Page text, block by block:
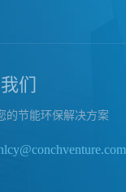
们
的节能环保解决方案